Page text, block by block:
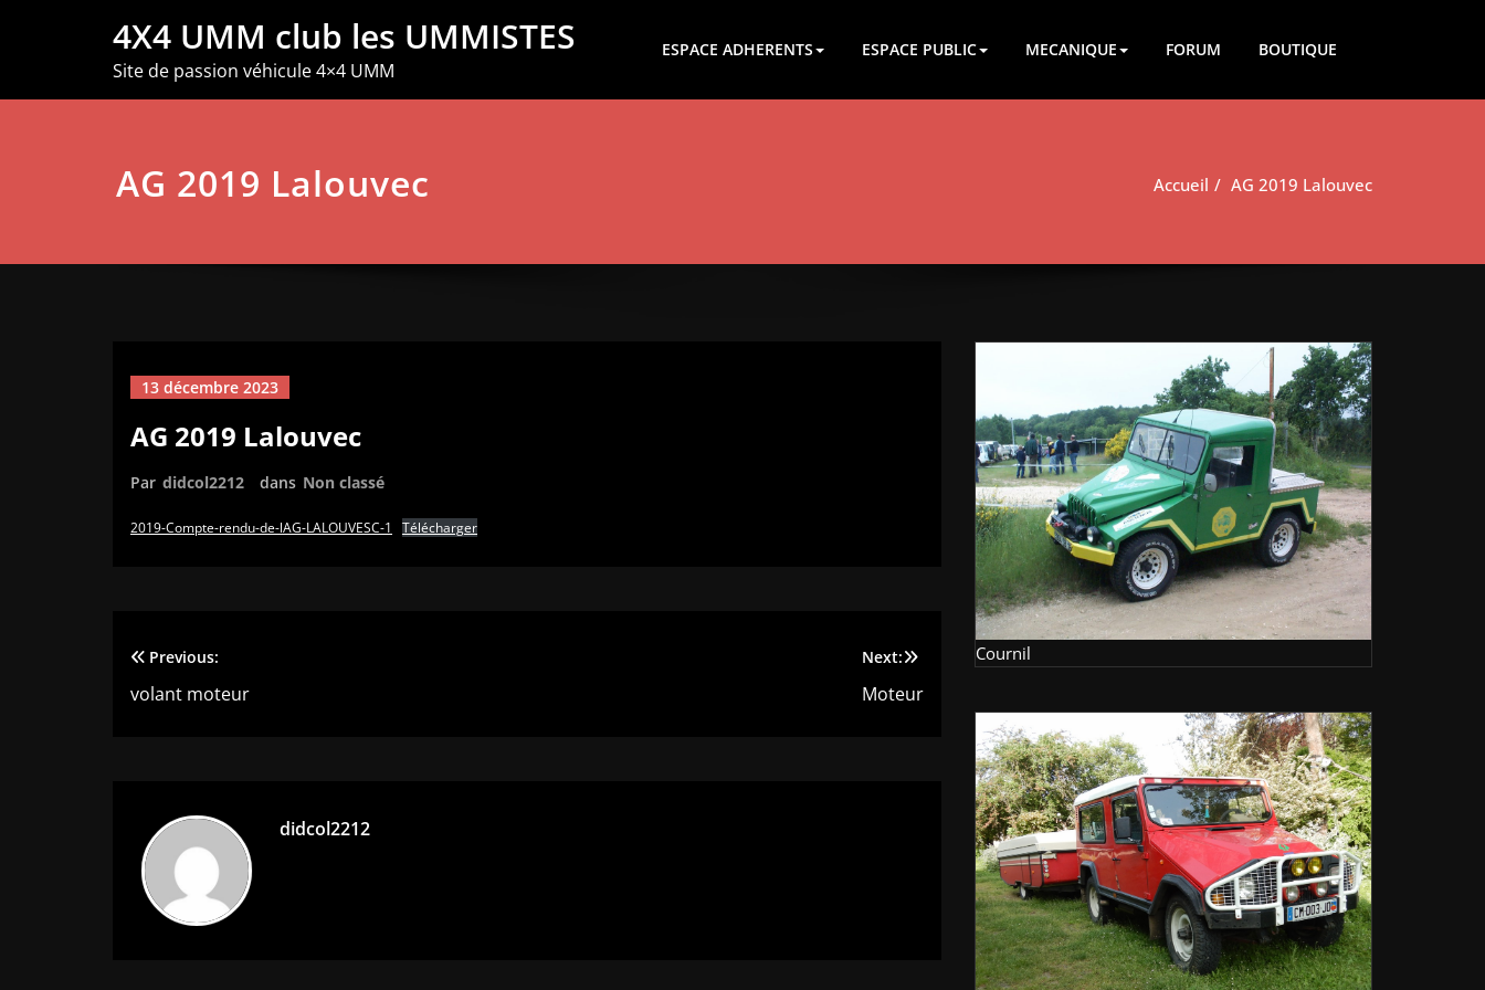
4X4 UMM club les UMMISTES
Site de passion véhicule 4×4 UMM
ESPACE ADHERENTS ESPACE PUBLIC MECANIQUE FORUM BOUTIQUE
AG 2019 Lalouvec Accueil AG 2019 Lalouvec
13 décembre 2023
AG 2019 Lalouvec
Par didcol2212 dans Non classé
2019-Compte-rendu-de-lAG-LALOUVESC-1 Télécharger
Navigation
Previous:
volant moteur
Next:
Moteur
didcol2212
Cournil